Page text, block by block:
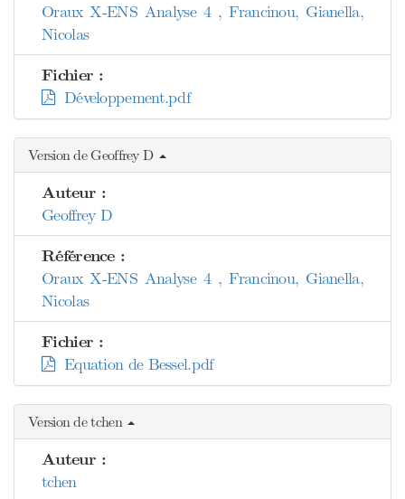
Oraux X-ENS Analyse 4 , Francinou, Gianella,
Nicolas
Fichier :
Développement.pdf
Version de Geoffrey D
Auteur :
Geoffrey D
Référence :
Oraux X-ENS Analyse 4 , Francinou, Gianella,
Nicolas
Fichier :
Equation de Bessel.pdf
Version de tchen
Auteur :
tchen